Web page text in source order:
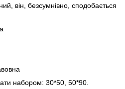
він, безсумнівно, сподобається
набором: 30*50, 50*90.